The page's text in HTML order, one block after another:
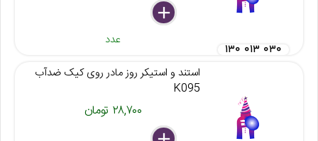
delete
remove
add
عدد
۱۳۰ ۰۱۳ ۰۳۰
استند و استیکر روز مادر روی کیک ضدآب
K095
۲۸,۷۰۰ تومان